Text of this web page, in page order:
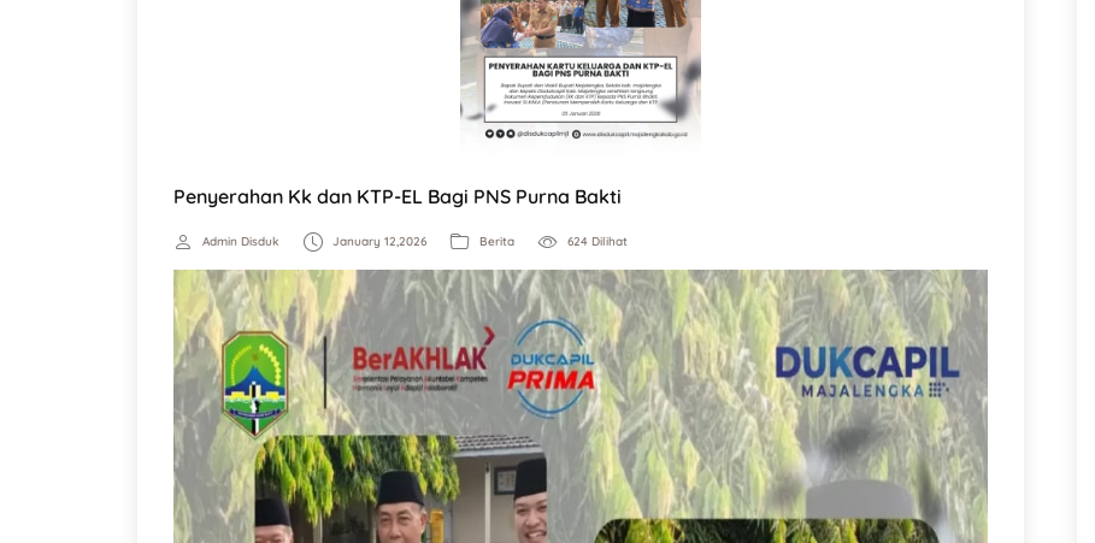
Penyerahan Kk dan KTP-EL Bagi PNS Purna Bakti
Admin Disduk January 12,2026 Berita 624 Dilihat